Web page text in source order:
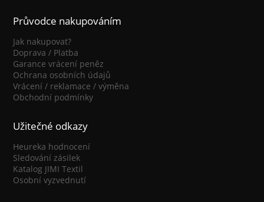
Průvodce nakupováním
Jak nakupovat?
Doprava / Platba
Garance vrácení peněz
Ochrana osobních údajů
Vrácení / reklamace / výměna
Obchodní podmínky
Užitečné odkazy
Heureka hodnocení
Sledování zásilek
Katalog JIMI Textil
Osobní vyzvednutí